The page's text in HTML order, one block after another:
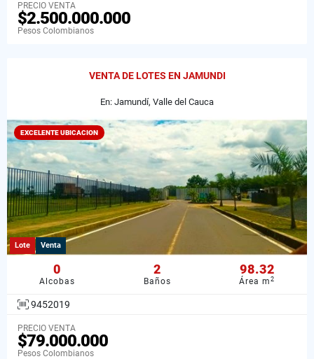
PRECIO VENTA
$2.500.000.000
Pesos Colombianos
VENTA DE LOTES EN JAMUNDI
En: Jamundí, Valle del Cauca
EXCELENTE UBICACION
Lote Venta
0
Alcobas
2
Baños
98.32
Área m2
9452019
PRECIO VENTA
$79.000.000
Pesos Colombianos